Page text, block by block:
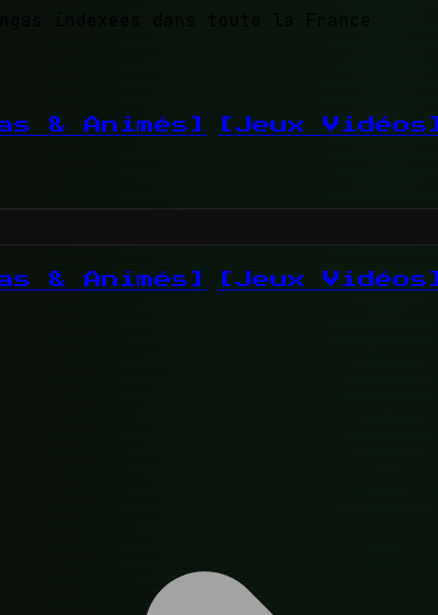
indexées dans toute la France
& Animés] [Jeux Vidéos]
& Animés] [Jeux Vidéos]